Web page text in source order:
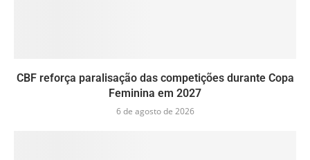
CBF reforça paralisação das competições durante Copa
Feminina em 2027
6 de agosto de 2026